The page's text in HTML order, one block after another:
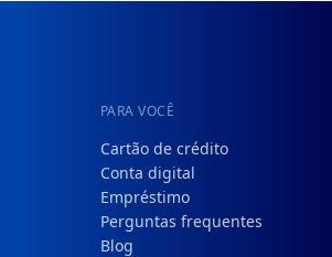
PARA VOCÊ
Cartão de crédito
Conta digital
Empréstimo
Perguntas frequentes
Blog